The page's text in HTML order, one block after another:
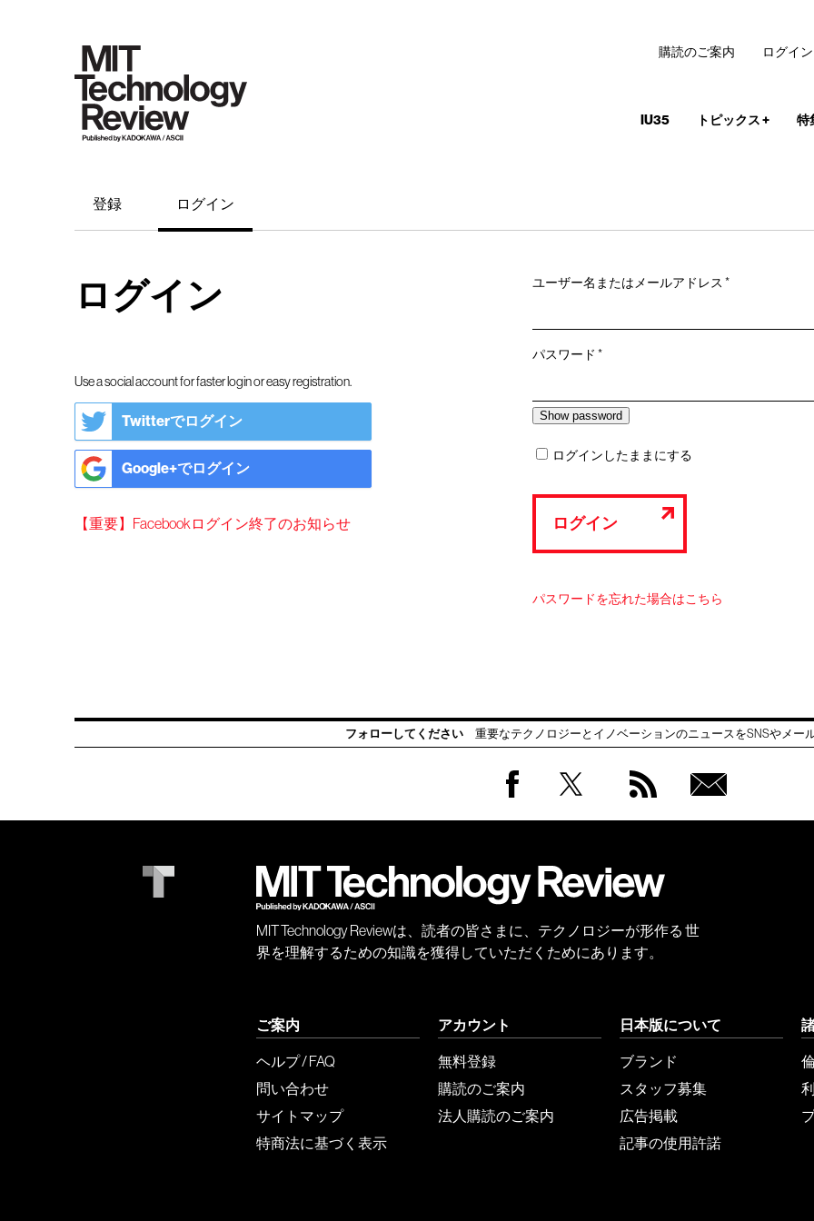
IU35 トピックス+ 特
購読のご案内 ログイン
登録 ログイン
ログイン
Use a social account for faster login or easy registration.
Twitterでログイン
Google+でログイン
【重要】Facebookログイン終了のお知らせ
ユーザー名またはメールアドレス*必
パスワード*必
ログインしたままにする
ログイン
パスワードを忘れた場合はこちら
フォローしてください 重要なテクノロジーとイノベーションのニュースをSNSやメー
会員
MIT Technology Reviewは、読者の皆さまに、テクノロジーが形作る 世
界を理解するための知識を獲得していただくためにあります。
ご案内
ヘルプ / FAQ
問い合わせ
サイトマップ
特商法に基づく表示
アカウント
無料登録
購読のご案内
法人購読のご案内
日本版について
ブランド
スタッフ募集
広告掲載
記事の使用許諾